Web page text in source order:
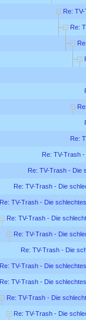
Re:
Re:
Re:
Re: TV-Trash
Re: TV-Trash - Die
Re: TV-Trash - Die
Re: TV-Trash - Die
Re: TV-Trash - Die
Re: TV-Trash - Die
Re: TV-Trash - Die
Re: TV-Trash - Die
Re: TV-Trash - Die
Re: TV-Trash - Die
Re: TV-Trash - Die